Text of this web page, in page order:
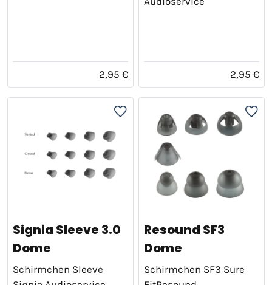
2,95 € 2,95 €
Signia Sleeve 3.0
Dome
Schirmchen Sleeve
Resound SF3
Dome
Schirmchen SF3 Sure